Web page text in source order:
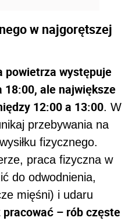
w najgorętszej
powietrza występuje
18:00, ale największe
12:00 a 13:00. W
przebywania na
fizycznego.
praca fizyczna w
do odwodnienia,
mięśni) i udaru
– rób częste